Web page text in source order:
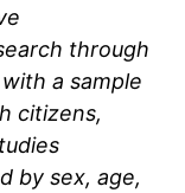
through
a sample
citizens,
by sex, age,